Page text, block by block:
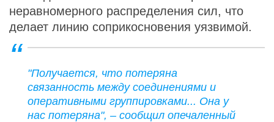
неравномерного распределения сил, что
делает линию соприкосновения уязвимой.
"Получается, что потеряна
связанность между соединениями и
оперативными группировками... Она у
нас потеряна", – сообщил опечаленный